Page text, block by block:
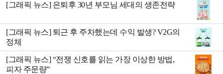
[그래픽 뉴스] 은퇴후 30년 부모님 세대의 생존전략
[그래픽 뉴스] 퇴근 후 주차했는데 수익 발생? V2G의
정체
[그래픽 뉴스] “전쟁 신호를 읽는 가장 이상한 방법,
피자 주문량”